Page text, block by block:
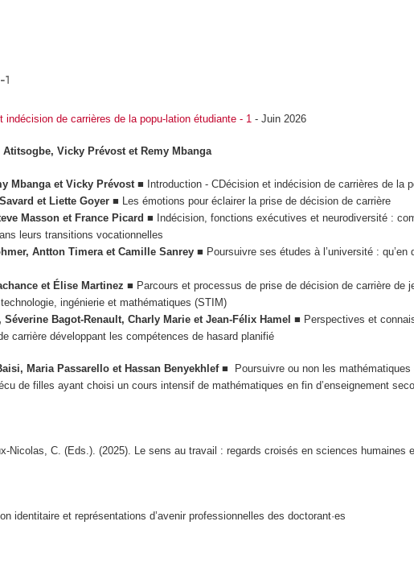
1
indécision de carrières de la popu-lation étudiante - 1 - Juin 2026
Vicky Prévost et Remy Mbanga
Mbanga et Vicky Prévost ■ Introduction - CDécision et indécision de carrières de la
et Liette Goyer■ Les émotions pour éclairer la prise de décision de carrière
Masson et France Picard ■ Indécision, fonctions exécutives et neurodiversité :
leurs transitions vocationnelles
Antton Timera et Camille Sanrey■ Poursuivre ses études à l’université : qu’en
et Élise Martinez ■ Parcours et processus de prise de décision de carrière de
ingénierie et mathématiques (STIM)
Bagot-Renault, Charly Marie et Jean-Félix Hamel ■ Perspectives et
carrière développant les compétences de hasard planifié
Maria Passarello et Hassan Benyekhlef ■
Poursuivre ou non les
de filles ayant choisi un cours intensif de mathématiques en fin d’enseignement
Nicolas, C. (Eds.). (2025). Le sens au travail : regards croisés en sciences humaines
identitaire et représentations d’avenir professionnelles des doctorant·es